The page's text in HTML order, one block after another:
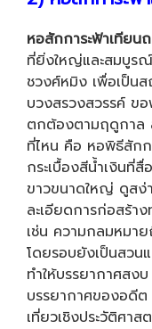
หอสักการะฟ้าเทียน
ที่ยิ่งใหญ่และสมบูร
ชวงศ์หมิง เพื่อเป็น
บวงสรวงสวรรค์ ข
ตกต้องตามฤดูกาล
ที่ไหน คือ หอพิธีสัก
กระเบื้องสีน้ำเงิน
ขาวขนาดใหญ่ ดูสง่
ละเอียดการก่อสร้า
เช่น ความกลมหมา
โดยรอบยังเป็นสวน
ทำให้บรรยากาศสง
บรรยากาศของอดี
เที่ยวเชิงประวัติศา